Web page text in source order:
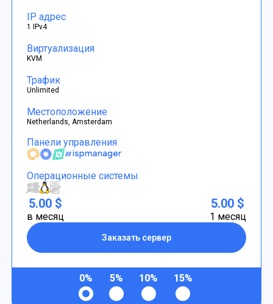
IP адрес
1 IPv4
Виртуализация
KVM
Трафик
Unlimited
Местоположение
Netherlands, Amsterdam
Панели управления
Операционные системы
5.00 $
в месяц
Заказать сервер
5.00 $
1 месяц
0% 5% 10% 15%